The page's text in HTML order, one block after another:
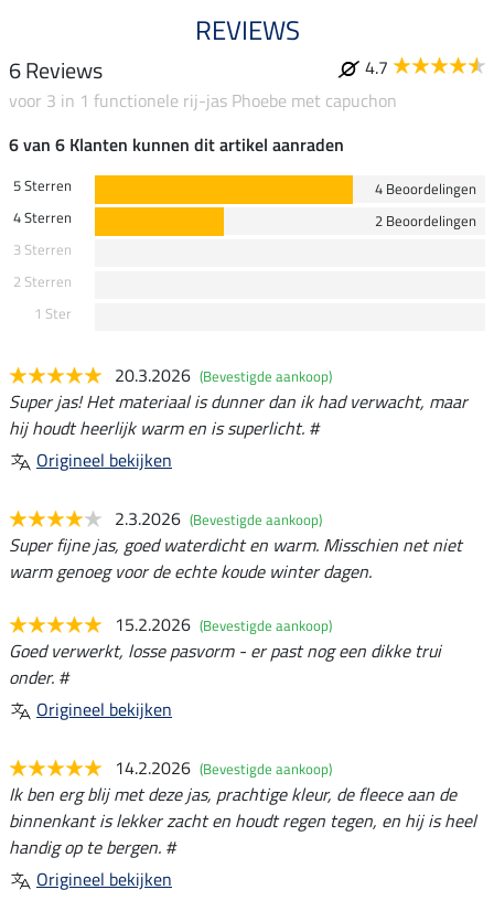
REVIEWS
6 Reviews
4.7
voor 3 in 1 functionele rij-jas Phoebe met capuchon
6 van 6 Klanten kunnen dit artikel aanraden
5 Sterren
4 Beoordelingen
4 Sterren
2 Beoordelingen
3 Sterren
2 Sterren
1 Ster
20.3.2026 (Bevestigde aankoop)
Super jas! Het materiaal is dunner dan ik had verwacht, maar
hij houdt heerlijk warm en is superlicht. #
Origineel bekijken
2.3.2026 (Bevestigde aankoop)
Super fijne jas, goed waterdicht en warm. Misschien net niet
warm genoeg voor de echte koude winter dagen.
15.2.2026 (Bevestigde aankoop)
Goed verwerkt, losse pasvorm - er past nog een dikke trui
onder. #
Origineel bekijken
14.2.2026 (Bevestigde aankoop)
Ik ben erg blij met deze jas, prachtige kleur, de fleece aan de
binnenkant is lekker zacht en houdt regen tegen, en hij is heel
handig op te bergen. #
Origineel bekijken